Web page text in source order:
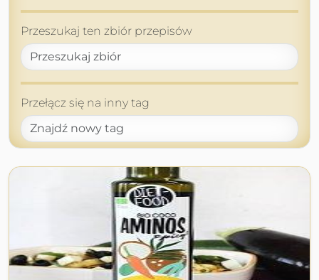
Przeszukaj ten zbiór przepisów
Przełącz się na inny tag